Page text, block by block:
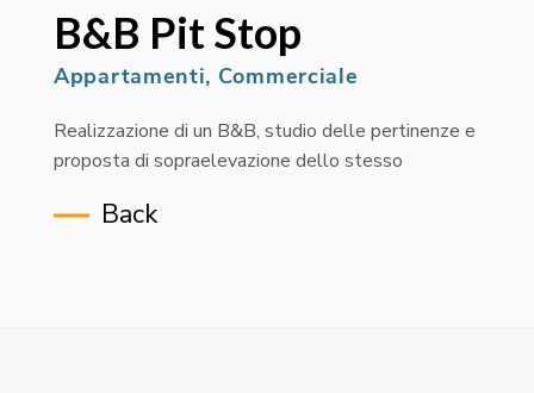
B&B Pit Stop
Appartamenti, Commerciale
Realizzazione di un B&B, studio delle pertinenze e
proposta di sopraelevazione dello stesso
Back